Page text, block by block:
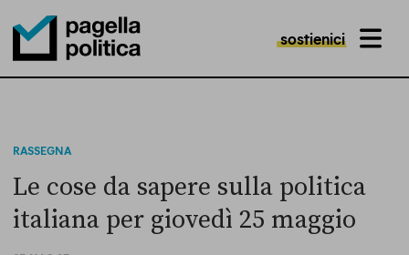
Pagella Politica Logo
sostienici MENU
RASSEGNA
Le cose da sapere sulla politica
italiana per giovedì 25 maggio